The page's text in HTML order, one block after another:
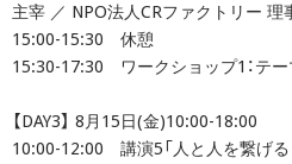
主宰 ／ NPO法人CRファクトリー 理
15:00-15:30 休憩
15:30-17:30 ワークショップ1：テー
【DAY3】 8月15日(金)10:00-18:00
10:00-12:00 講演5「人と人を繋げる